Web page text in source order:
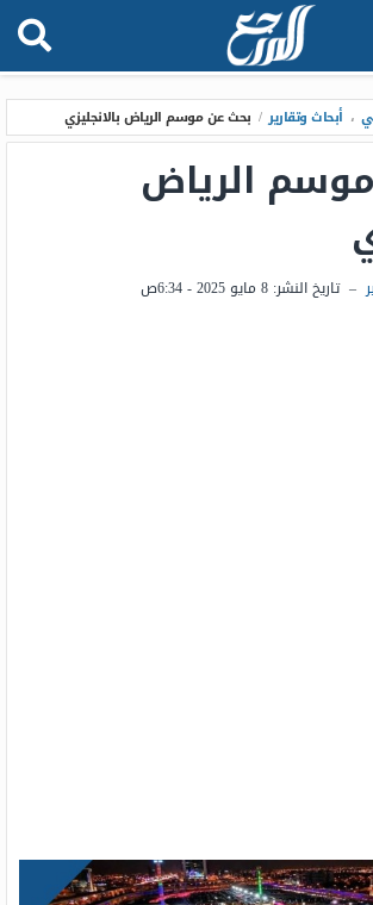
، أبحاث وتقارير / بحث عن موسم الرياض بالانجليزي
الرياض
– تاريخ النشر: 8 مايو 2025 - 6:34ص